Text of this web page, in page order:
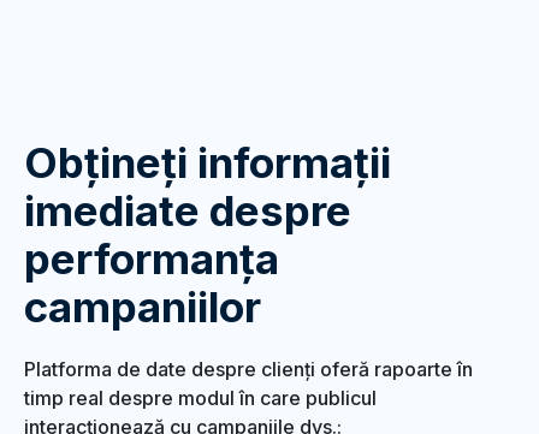
Obțineți informații
imediate despre
performanța
campaniilor
Platforma de date despre clienți oferă rapoarte în
timp real despre modul în care publicul
interacționează cu campaniile dvs.: